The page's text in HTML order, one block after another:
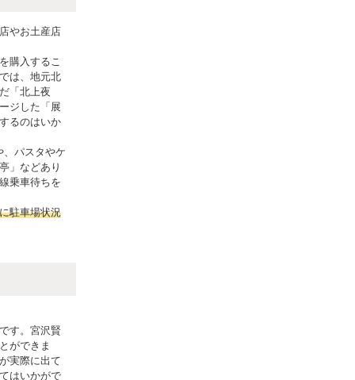
やお土産店
購入するこ
は、地元北
「北上夜
ジした「展
るのはいか
、パスタやケ
」などあり
乗車待ちを
駐車場状況
す。宮沢賢
ができま
実際に出て
はいかがで